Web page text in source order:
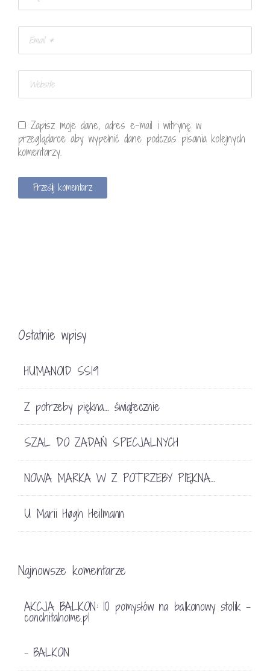
Zapisz moje dane, adres e-mail i witrynę w
przeglądarce aby wypełnić dane podczas pisania kolejnych
komentarzy.
Ostatnie wpisy
HUMANOID SS19
Z potrzeby piękna… świątecznie
SZAL DO ZADAŃ SPECJALNYCH
NOWA MARKA W Z POTRZEBY PIĘKNA…
U Marii Høgh Heilmann
Najnowsze komentarze
AKCJA BALKON: 10 pomysłów na balkonowy stolik -
conchitahome.pl
- BALKON